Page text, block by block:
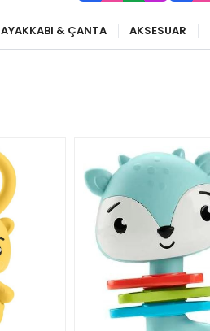
AYAKKABI & ÇANTA AKSESUAR